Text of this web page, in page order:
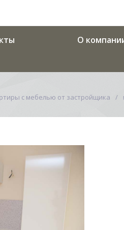
О
с мебелью от застройщика